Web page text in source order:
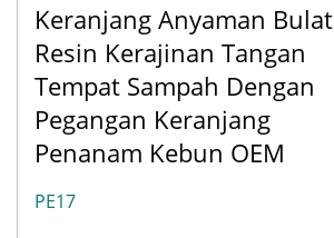
Keranjang Anyaman Bulat
Resin Kerajinan Tangan
Tempat Sampah Dengan
Pegangan Keranjang
Penanam Kebun OEM
PE17